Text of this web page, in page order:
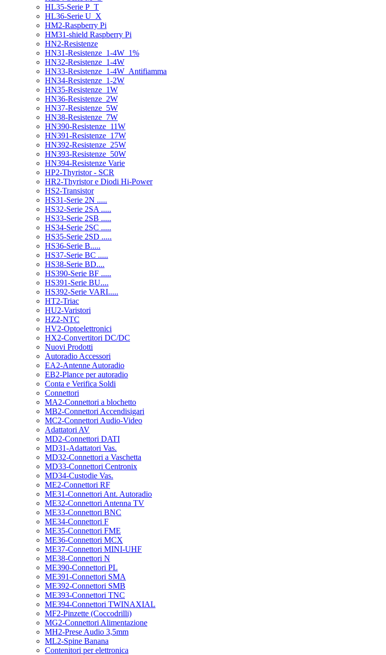
HL35-Serie P_T
HL36-Serie U_X
HM2-Raspberry Pi
HM31-shield Raspberry Pi
HN2-Resistenze
HN31-Resistenze_1-4W_1%
HN32-Resistenze_1-4W
HN33-Resistenze_1-4W_Antifiamma
HN34-Resistenze_1-2W
HN35-Resistenze_1W
HN36-Resistenze_2W
HN37-Resistenze_5W
HN38-Resistenze_7W
HN390-Resistenze_11W
HN391-Resistenze_17W
HN392-Resistenze_25W
HN393-Resistenze_50W
HN394-Resistenze Varie
HP2-Thyristor - SCR
HR2-Thyristor e Diodi Hi-Power
HS2-Transistor
HS31-Serie 2N .....
HS32-Serie 2SA .....
HS33-Serie 2SB .....
HS34-Serie 2SC .....
HS35-Serie 2SD .....
HS36-Serie B.....
HS37-Serie BC .....
HS38-Serie BD....
HS390-Serie BF .....
HS391-Serie BU....
HS392-Serie VARI.....
HT2-Triac
HU2-Varistori
HZ2-NTC
HV2-Optoelettronici
HX2-Convertitori DC/DC
Nuovi Prodotti
Autoradio Accessori
EA2-Antenne Autoradio
EB2-Plance per autoradio
Conta e Verifica Soldi
Connettori
MA2-Connettori a blochetto
MB2-Connettori Accendisigari
MC2-Connettori Audio-Video
Adattatori AV
MD2-Connettori DATI
MD31-Adattatori Vas.
MD32-Connettori a Vaschetta
MD33-Connettori Centronix
MD34-Custodie Vas.
ME2-Connettori RF
ME31-Connettori Ant. Autoradio
ME32-Connettori Antenna TV
ME33-Connettori BNC
ME34-Connettori F
ME35-Connettori FME
ME36-Connettori MCX
ME37-Connettori MINI-UHF
ME38-Connettori N
ME390-Connettori PL
ME391-Connettori SMA
ME392-Connettori SMB
ME393-Connettori TNC
ME394-Connettori TWINAXIAL
MF2-Pinzette (Coccodrilli)
MG2-Connettori Alimentazione
MH2-Prese Audio 3,5mm
ML2-Spine Banana
Contenitori per elettronica